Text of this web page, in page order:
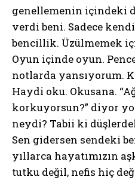
genellemenin içindeki
verdi beni. Sadece
bencillik. Üzülmemek
Oyun içinde oyun.
notlarda yansıyorum.
Haydi oku. Okusana.
korkuyorsun?” diyor
neydi? Tabii ki
Sen gidersen sendeki
yıllarca hayatımızın
tutku değil, nefis hiç